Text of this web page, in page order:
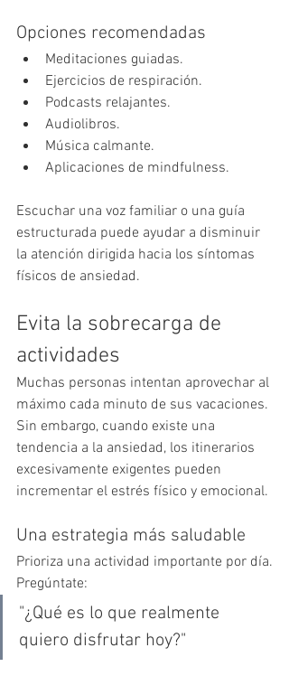
Opciones recomendadas
Meditaciones guiadas.
Ejercicios de respiración.
Podcasts relajantes.
Audiolibros.
Música calmante.
Aplicaciones de mindfulness.
Escuchar una voz familiar o una guía
estructurada puede ayudar a disminuir
la atención dirigida hacia los síntomas
físicos de ansiedad.
Evita la sobrecarga de
actividades
Muchas personas intentan aprovechar al
máximo cada minuto de sus vacaciones.
Sin embargo, cuando existe una
tendencia a la ansiedad, los itinerarios
excesivamente exigentes pueden
incrementar el estrés físico y emocional.
Una estrategia más saludable
Prioriza una actividad importante por día.
Pregúntate:
"¿Qué es lo que realmente
quiero disfrutar hoy?"